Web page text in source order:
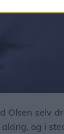
Olsen selv
og i